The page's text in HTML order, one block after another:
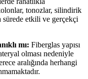
tonozlar, silindirik
sürede etkili ve gerçekçi
mı: Fiberglas yapısı
olması nedeniyle
aralığında herhangi